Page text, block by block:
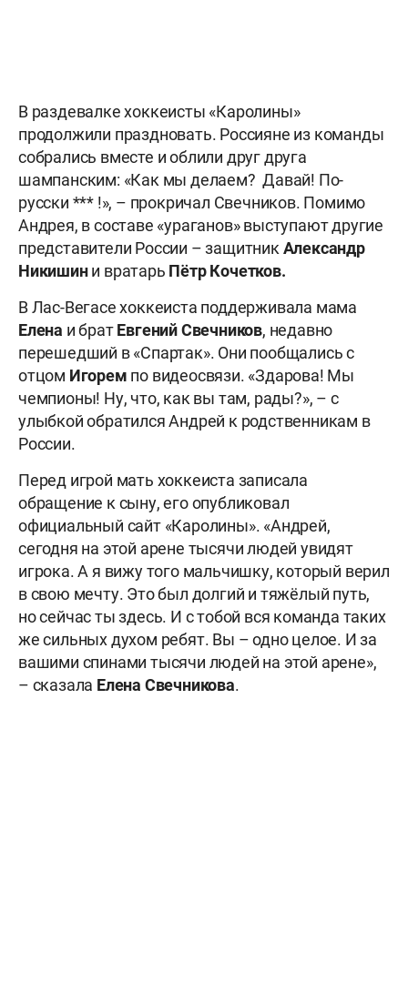
В раздевалке хоккеисты «Каролины»
продолжили праздновать. Россияне из команды
собрались вместе и облили друг друга
шампанским: «Как мы делаем? Давай! По-
русски *** !», – прокричал Свечников. Помимо
Андрея, в составе «ураганов» выступают другие
представители России – защитник Александр
Никишини вратарь Пётр Кочетков.
В Лас-Вегасе хоккеиста поддерживала мама
Елена и братЕвгений Свечников, недавно
перешедший в «Спартак». Они пообщались с
отцом Игорем по видеосвязи. «Здарова! Мы
чемпионы! Ну, что, как вы там, рады?», – с
улыбкой обратился Андрей к родственникам в
России.
Перед игрой мать хоккеиста записала
обращение к сыну, его опубликовал
официальный сайт «Каролины». «Андрей,
сегодня на этой арене тысячи людей увидят
игрока. А я вижу того мальчишку, который верил
в свою мечту. Это был долгий и тяжёлый путь,
но сейчас ты здесь. И с тобой вся команда таких
же сильных духом ребят. Вы – одно целое. И за
вашими спинами тысячи людей на этой арене»,
– сказала Елена Свечникова.